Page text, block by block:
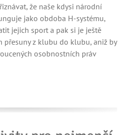
že naše kdysi národní
jako obdoba H-systému,
jejich sport a pak si je ještě
z klubu do klubu, aniž by
osobnostních práv